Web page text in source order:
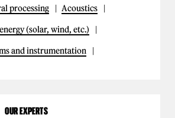
processing
Acoustics
(solar, wind, etc.)
and instrumentation
OUR EXPERTS